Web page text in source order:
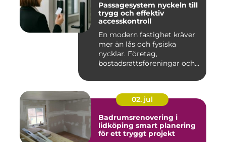
Passagesystem nyckeln till
trygg och effektiv
accesskontroll
En modern fastighet kräver
mer än lås och fysiska
nycklar. Företag,
bostadsrättsföreningar och
02. jul
Badrumsrenovering i
lidköping smart planering
för ett tryggt projekt